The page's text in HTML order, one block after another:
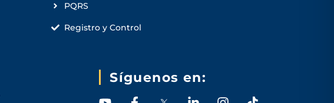
PQRS
Registro y Control
Síguenos en: